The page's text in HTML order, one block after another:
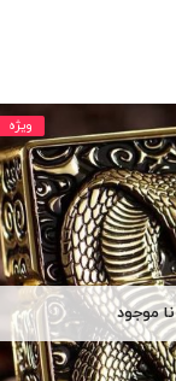
ویژه
نا موجود